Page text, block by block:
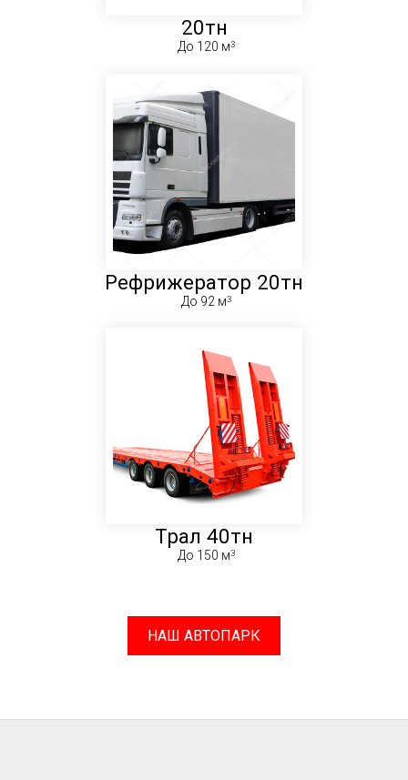
20тн
До 120 м
Рефрижератор 20тн
До 92 м
Трал 40тн
До 150 м
НАШ АВТОПАРК